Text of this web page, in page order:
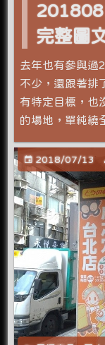
完整圖
去年也有參與過
不少，還跟著排
有特定目標，也
的場地，單純
2018/07/13